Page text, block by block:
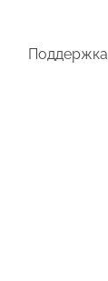
Поддержка